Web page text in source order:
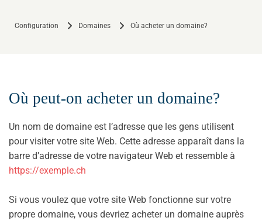
Configuration Domaines Où acheter un domaine?
Où peut-on acheter un domaine?
Un nom de domaine est l’adresse que les gens utilisent
pour visiter votre site Web. Cette adresse apparaît dans la
barre d’adresse de votre navigateur Web et ressemble à
https://exemple.ch
Si vous voulez que votre site Web fonctionne sur votre
propre domaine, vous devriez acheter un domaine auprès